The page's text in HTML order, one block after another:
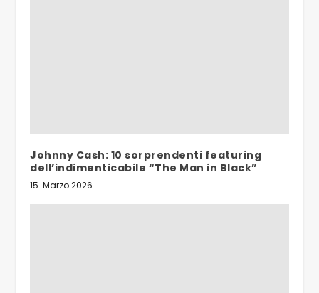
Johnny Cash: 10 sorprendenti featuring
dell’indimenticabile “The Man in Black”
15. Marzo 2026